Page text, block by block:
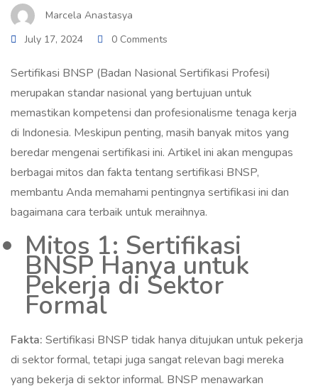
Marcela Anastasya
July 17, 2024
0 Comments
Sertifikasi BNSP (Badan Nasional Sertifikasi Profesi)
merupakan standar nasional yang bertujuan untuk
memastikan kompetensi dan profesionalisme tenaga kerja
di Indonesia. Meskipun penting, masih banyak mitos yang
beredar mengenai sertifikasi ini. Artikel ini akan mengupas
berbagai mitos dan fakta tentang sertifikasi BNSP,
membantu Anda memahami pentingnya sertifikasi ini dan
bagaimana cara terbaik untuk meraihnya.
Mitos 1: Sertifikasi
BNSP Hanya untuk
Pekerja di Sektor
Formal
Fakta: Sertifikasi BNSP tidak hanya ditujukan untuk pekerja
di sektor formal, tetapi juga sangat relevan bagi mereka
yang bekerja di sektor informal. BNSP menawarkan